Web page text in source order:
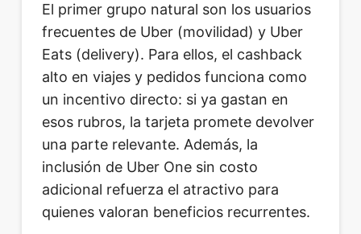
El primer grupo natural son los usuarios
frecuentes de Uber (movilidad) y Uber
Eats (delivery). Para ellos, el cashback
alto en viajes y pedidos funciona como
un incentivo directo: si ya gastan en
esos rubros, la tarjeta promete devolver
una parte relevante. Además, la
inclusión de Uber One sin costo
adicional refuerza el atractivo para
quienes valoran beneficios recurrentes.